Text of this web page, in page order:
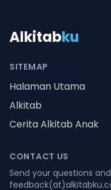
Alkitabku
SITEMAP
Halaman Utama
Alkitab
Cerita Alkitab Anak
CONTACT US
Send your questions